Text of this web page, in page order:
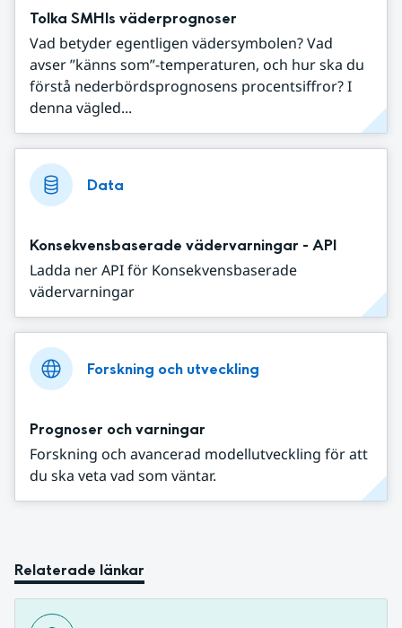
Tolka SMHIs väderprognoser
Vad betyder egentligen vädersymbolen? Vad
avser ”känns som”-temperaturen, och hur ska du
förstå nederbördsprognosens procentsiffror? I
denna vägled...
Data
Konsekvensbaserade vädervarningar - API
Ladda ner API för Konsekvensbaserade
vädervarningar
Forskning och utveckling
Prognoser och varningar
Forskning och avancerad modellutveckling för att
du ska veta vad som väntar.
Relaterade länkar